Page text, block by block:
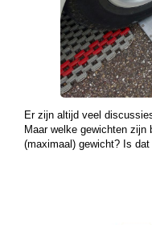
Er zijn altijd veel
Maar welke gewichten zijn
(maximaal) gewicht? Is